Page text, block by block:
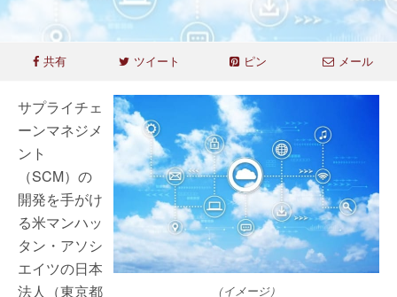
共有 ツイート ピン メール
（イメージ）
サプライチェ
ーンマネジメ
ント
（SCM）の
開発を手がけ
る米マンハッ
タン・アソシ
エイツの日本
法人（東京都